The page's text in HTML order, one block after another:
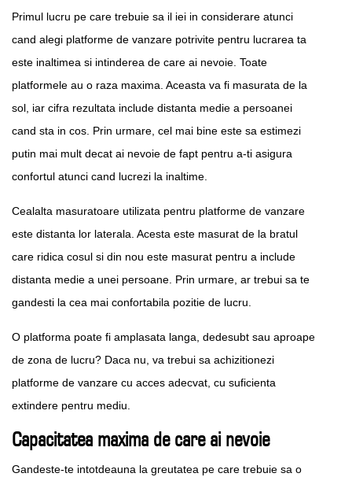
Primul lucru pe care trebuie sa il iei in considerare atunci
cand alegi platforme de vanzare potrivite pentru lucrarea ta
este inaltimea si intinderea de care ai nevoie. Toate
platformele au o raza maxima. Aceasta va fi masurata de la
sol, iar cifra rezultata include distanta medie a persoanei
cand sta in cos. Prin urmare, cel mai bine este sa estimezi
putin mai mult decat ai nevoie de fapt pentru a-ti asigura
confortul atunci cand lucrezi la inaltime.
Cealalta masuratoare utilizata pentru platforme de vanzare
este distanta lor laterala. Acesta este masurat de la bratul
care ridica cosul si din nou este masurat pentru a include
distanta medie a unei persoane. Prin urmare, ar trebui sa te
gandesti la cea mai confortabila pozitie de lucru.
O platforma poate fi amplasata langa, dedesubt sau aproape
de zona de lucru? Daca nu, va trebui sa achizitionezi
platforme de vanzare cu acces adecvat, cu suficienta
extindere pentru mediu.
Capacitatea maxima de care ai nevoie
Gandeste-te intotdeauna la greutatea pe care trebuie sa o